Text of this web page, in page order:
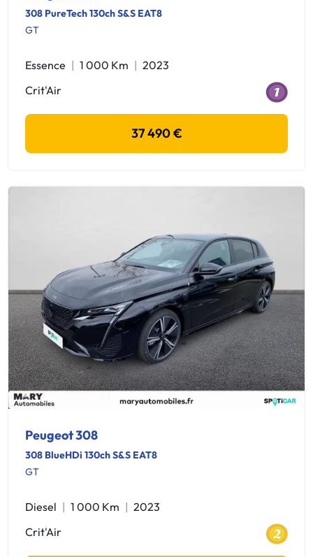
308 PureTech 130ch S&S EAT8
GT
Essence 1 000 Km
2023
Crit'Air
37 490 €
Peugeot 308
308 BlueHDi 130ch S&S EAT8
GT
Diesel 1 000 Km
2023
Crit'Air